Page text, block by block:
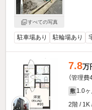
すべての写真
駐車場あり 駐輪場あり
7.8万
（管理費
敷 1.0ヶ
2階 / 1K